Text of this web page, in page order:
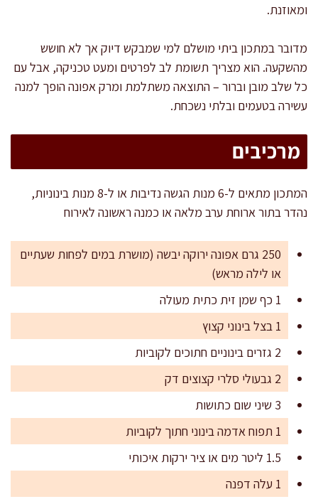
ומאוזנת.
מדובר במתכון ביתי מושלם למי שמבקש דיוק אך לא חושש
מהשקעה. הוא מצריך תשומת לב לפרטים ומעט טכניקה, אבל עם
כל שלב מובן וברור – התוצאה משתלמת ומרק אפונה הופך למנה
עשירה בטעמים ובלתי נשכחת.
מרכיבים
המתכון מתאים ל-6 מנות הגשה נדיבות או ל-8 מנות בינוניות,
נהדר בתור ארוחת ערב מלאה או כמנה ראשונה לאירוח
250 גרם אפונה ירוקה יבשה (מושרת במים לפחות שעתיים
או לילה מראש)
1 כף שמן זית כתית מעולה
1 בצל בינוני קצוץ
2 גזרים בינוניים חתוכים לקוביות
2 גבעולי סלרי קצוצים דק
3 שיני שום כתושות
1 תפוח אדמה בינוני חתוך לקוביות
1.5 ליטר מים או ציר ירקות איכותי
1 עלה דפנה